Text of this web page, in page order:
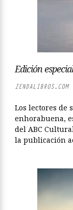
Edición
ZENDALIBROS.COM
Los lectores de
enhorabuena,
del ABC
la publicación